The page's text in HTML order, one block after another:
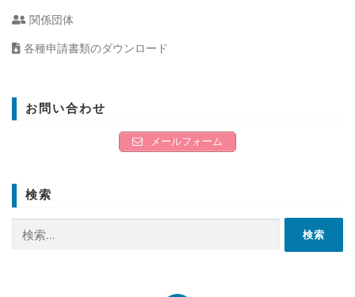
関係団体
各種申請書類のダウンロード
お問い合わせ
メールフォーム
検索